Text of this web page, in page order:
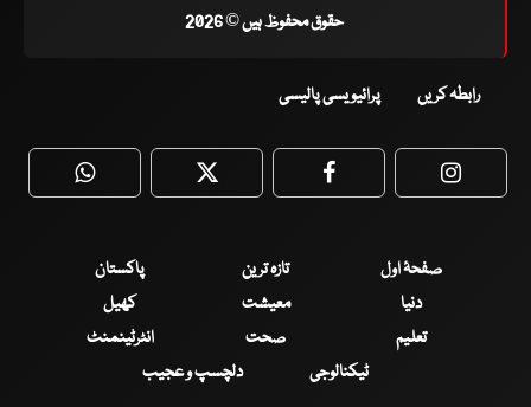
حقوق محفوظ ہیں © 2026
رابطہ کریں پرائیویسی پالیسی
WhatsApp Twitter Facebook
صفحۂ اول تازہ ترین
پاکستان
دنیا
معیشت
کھیل
تعلیم
صحت
انٹرٹینمنٹ
ٹیکنالوجی
دلچسپ و عجیب